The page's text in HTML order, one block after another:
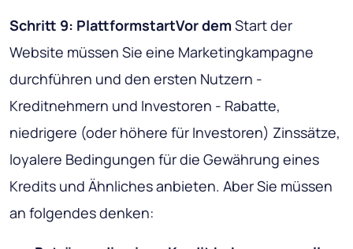
Schritt 9: PlattformstartVor demStart der
Website müssen Sie eine Marketingkampagne
durchführen und den ersten Nutzern -
Kreditnehmern und Investoren - Rabatte,
niedrigere (oder höhere für Investoren) Zinssätze,
loyalere Bedingungen für die Gewährung eines
Kredits und Ähnliches anbieten. Aber Sie müssen
an folgendes denken: